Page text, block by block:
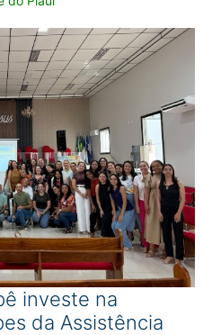
investe na
da Assistência